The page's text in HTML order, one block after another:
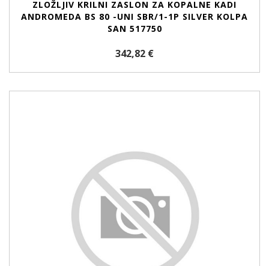
ZLOŽLJIV KRILNI ZASLON ZA KOPALNE KADI
ANDROMEDA BS 80 -UNI SBR/1-1P SILVER KOLPA
SAN 517750
342,82 €